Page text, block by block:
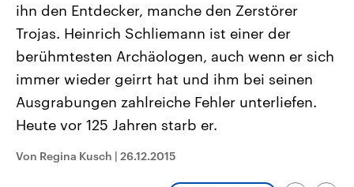
Landtagswahl Sachsen-Anhalt
2026
Alle Informationen
Sachsen-Anhalt wählt am 6.
September 2026 einen neuen
Landtag. Seit 2021 wird das
Bundesland von einer Koalition aus
CDU, SPD und FDP regiert.-
Umfragen, Prognosen,
und Hintergründe zu den Parteien
und Kandidaten der anstehenden
USA
Aktuelle Beiträge,
Hintergründe
Wirtschaftlich und
gehören die Vereinigten
den mächtigsten Ländern
mit großem Einfluss auf
Sendungen Programm
ihn den Entdecker, manche den Zerstörer
Trojas. Heinrich Schliemann ist einer der
berühmtesten Archäologen, auch wenn er sich
immer wieder geirrt hat und ihm bei seinen
Ausgrabungen zahlreiche Fehler unterliefen.
Heute vor 125 Jahren starb er.
Von Regina Kusch | 26.12.2015